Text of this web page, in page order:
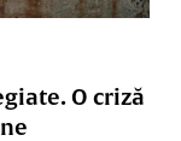
O criză